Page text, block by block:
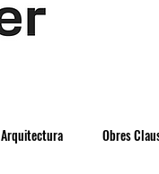
Arquitectura Obres